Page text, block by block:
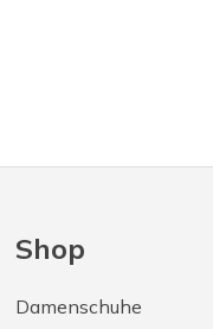
Shop
Damenschuhe